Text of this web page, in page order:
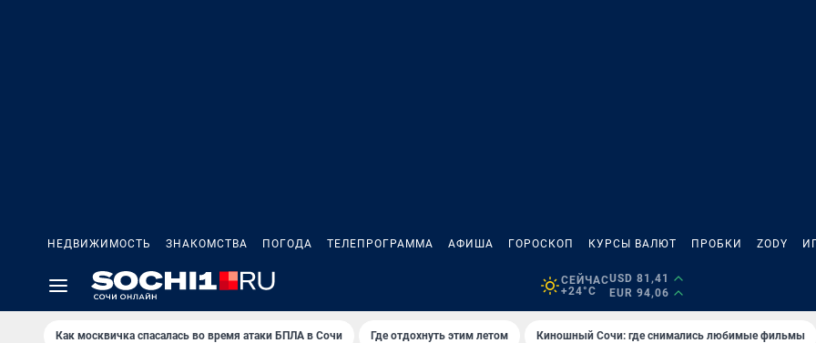
НЕДВИЖИМОСТЬ ЗНАКОМСТВА ПОГОДА ТЕЛЕПРОГРАММА АФИША ГОРОСКОП КУРСЫ ВАЛЮТ ПРОБКИ ZODY
СЕЙЧАС
+24°C
USD 81,41
EUR 94,06
Как москвичка спасалась во время атаки БПЛА в Сочи Где отдохнуть этим летом Киношный Сочи: где снимались любимые фильмы